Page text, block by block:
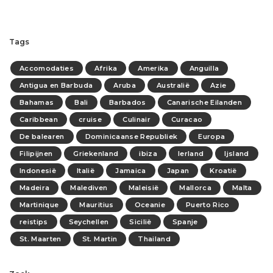
Tags
Accomodaties Afrika Amerika
Anguilla
Antigua en Barbuda
Aruba Australië
Azie
Bahamas
Bali Barbados
Canarische Eilanden
Caribbean
cruise Culinair
Curacao
De balearen
Dominicaanse Republiek
Europa
Filipijnen
Griekenland ibiza Ierland
Ijsland
Indonesië
Italië Jamaica Japan
Kroatië
Madeira
Malediven Maleisië Mallorca
Malta
Martinique
Mauritius Oceanie
Puerto Rico
reistips
Seychellen Sicilië
Spanje
St. Maarten
St. Martin Thailand